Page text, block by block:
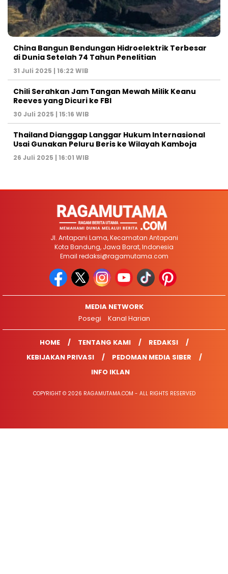
China Bangun Bendungan Hidroelektrik Terbesar
di Dunia Setelah 74 Tahun Penelitian
31 Juli 2025 | 16:22 WIB
Chili Serahkan Jam Tangan Mewah Milik Keanu
Reeves yang Dicuri ke FBI
30 Juli 2025 | 15:16 WIB
Thailand Dianggap Langgar Hukum Internasional
Usai Gunakan Peluru Beris ke Wilayah Kamboja
26 Juli 2025 | 16:01 WIB
Jl. Antapani Lama, Kecamatan Antapani
Kota Bandung, Jawa Barat, Indonesia
Email redaksi@ragamutama.com
MEDIA NETWORK
Posegi
Kanal Harian
HOME TENTANG KAMI
REDAKSI
KEBIJAKAN PRIVASI
PEDOMAN MEDIA SIBER
INFO IKLAN
COPYRIGHT © 2026 RAGAMUTAMA.COM - ALL RIGHTS RESERVED